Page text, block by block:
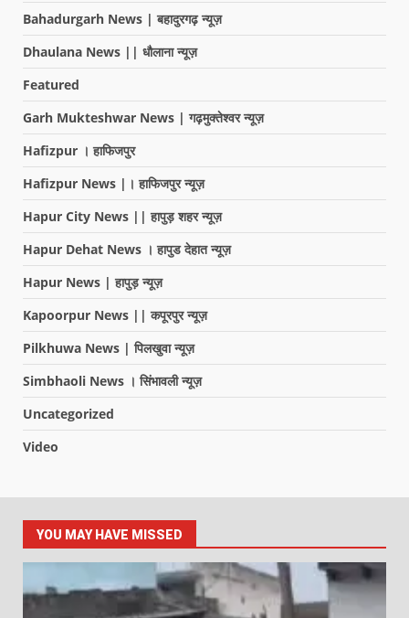
Bahadurgarh News | बहादुरगढ़ न्यूज़
Dhaulana News || धौलाना न्यूज़
Featured
Garh Mukteshwar News | गढ़मुक्तेश्वर न्यूज़
Hafizpur । हाफिजपुर
Hafizpur News |। हाफिजपुर न्यूज़
Hapur City News || हापुड़ शहर न्यूज़
Hapur Dehat News । हापुड देहात न्यूज़
Hapur News | हापुड़ न्यूज़
Kapoorpur News || कपूरपुर न्यूज़
Pilkhuwa News | पिलखुवा न्यूज़
Simbhaoli News । सिंभावली न्यूज़
Uncategorized
Video
YOU MAY HAVE MISSED